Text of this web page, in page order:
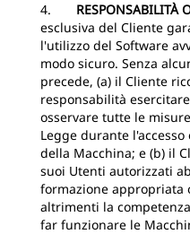
4. RESPONSABILITÀ
esclusiva del Cliente
l'utilizzo del Software
modo sicuro. Senza
precede, (a) il Cliente
responsabilità
osservare tutte le
Legge durante
della Macchina; e (b) il
suoi Utenti autorizzati
formazione appropriata
altrimenti la
far funzionare le